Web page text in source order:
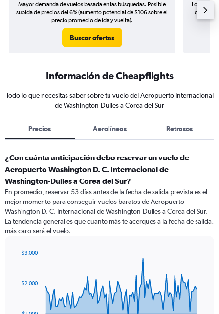
Mayor demanda de vuelos basada en las búsquedas. Posible
subida de precios del 6% (aumento potencial de $106 sobre el
precio promedio de ida y vuelta).
Buscar ofertas
Los
de
Información de Cheapflights
Todo lo que necesitas saber sobre tu vuelo del Aeropuerto Internacional
de Washington-Dulles a Corea del Sur
Precios Aerolíneas Retrasos
¿Con cuánta anticipación debo reservar un vuelo de
Aeropuerto Washington D. C. Internacional de
Washington-Dulles a Corea del Sur?
En promedio, reservar 53 días antes de la fecha de salida prevista es el
mejor momento para conseguir vuelos baratos de Aeropuerto
Washington D. C. Internacional de Washington-Dulles a Corea del Sur.
La tendencia general es que cuanto más te acerques a la fecha de salida,
más caro será el vuelo.
data
$2.000
$3.000